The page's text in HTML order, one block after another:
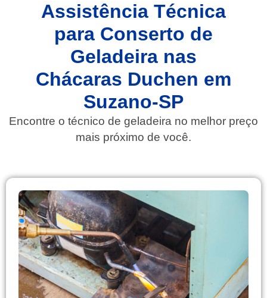
Assistência Técnica
para Conserto de
Geladeira nas
Chácaras Duchen em
Suzano-SP
Encontre o técnico de geladeira no melhor preço
mais próximo de você.